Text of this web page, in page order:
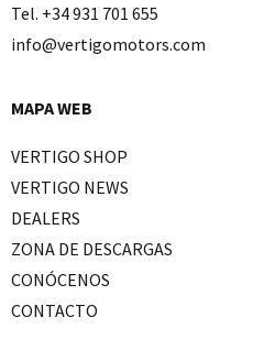
Tel. +34 931 701 655
info@vertigomotors.com
MAPA WEB
VERTIGO SHOP
VERTIGO NEWS
DEALERS
ZONA DE DESCARGAS
CONÓCENOS
CONTACTO